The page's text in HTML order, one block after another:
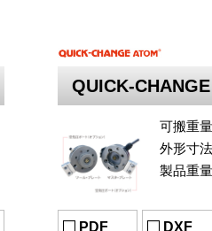
QUICK-
可搬重
外形寸
製品重
ツ
PDF DXF